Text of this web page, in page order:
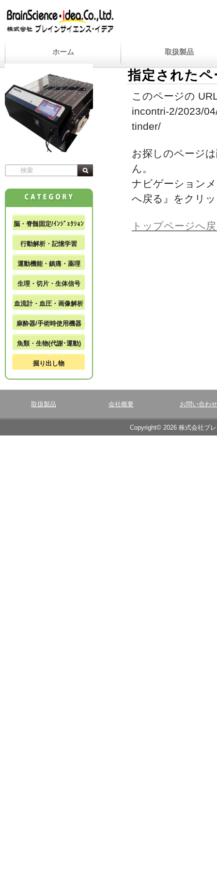
ホーム 取扱製品
指定された
このページの
incontri-2/2023/
tinder/
お探しのページ
ん。
ナビゲーション
へ戻る』をクリ
トップページへ
脳・脊髄固定/ｲﾝｼﾞｪｸｼｮﾝ
行動解析・記憶学習
運動機能・鎮痛・薬理
生理・切片・生体信号
血流計・血圧・画像解析
麻酔器/手術時使用機器
魚類・生物(代謝･運動)
掘り出し物
取扱製品 会社概要 お問い合わせ
Copyright© 2026 株式会社ブ